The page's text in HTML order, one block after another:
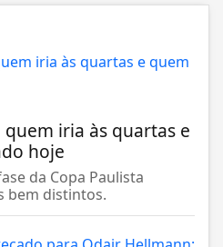
quem iria às quartas e
hoje
da Copa Paulista
bem distintos.